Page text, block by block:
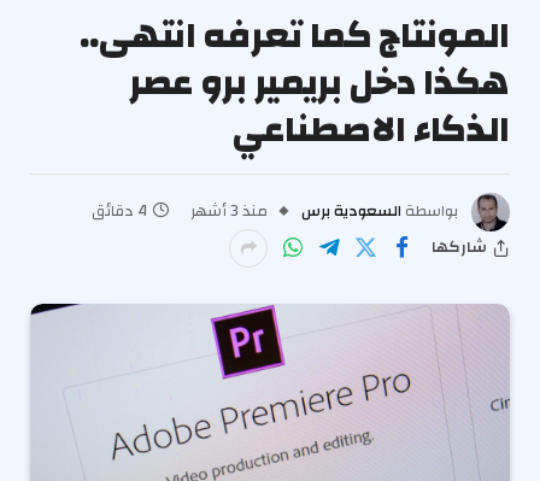
المونتاج كما تعرفه انتهى..
هكذا دخل بريمير برو عصر
الذكاء الاصطناعي
بواسطة السعودية برس منذ 3 أشهر
4 دقائق
شاركها